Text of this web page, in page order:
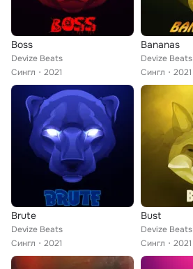
Boss
Devize Beats
Сингл
2021
Bananas
Devize Beats
Сингл
2021
Brute
Devize Beats
Сингл
2021
Bust
Devize Beats
Сингл
2021